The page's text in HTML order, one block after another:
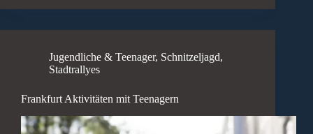
Jugendliche & Teenager, Schnitzeljagd,
Stadtrallyes
Frankfurt Aktivitäten mit Teenagern